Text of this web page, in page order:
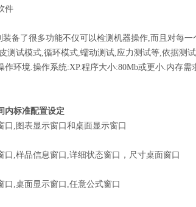
件
装备了很多功能不仅可以检测机器操作,而且对每
测试模式,循环模式,蠕动测试,应力测试等,依据测
作环境.操作系统:XP.程序大小:80Mb或更小.内存
内标准配置设定
口,图表显示窗口和桌面显示窗口
口,样品信息窗口,详细状态窗口，尺寸桌面窗口
口,桌面显示窗口,任意公式窗口